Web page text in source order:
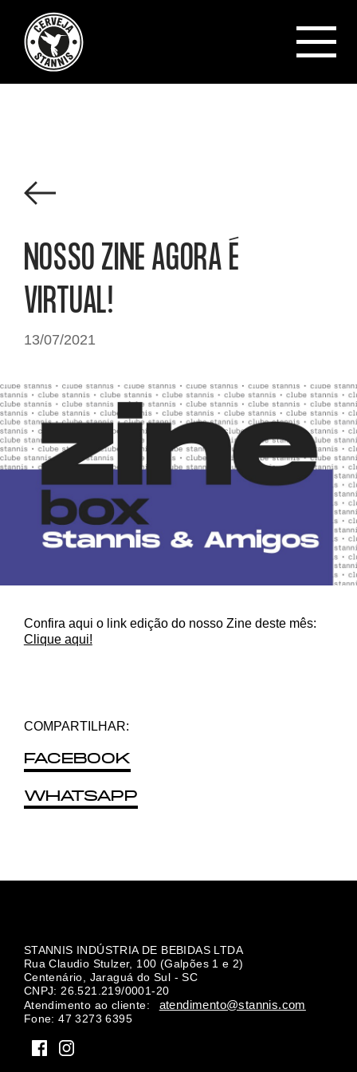
NOSSO ZINE AGORA É
VIRTUAL!
13/07/2021
COMPARTILHAR:
FACEBOOK
WHATSAPP
Confira aqui o link edição do nosso Zine deste mês:
Clique aqui!
STANNIS INDÚSTRIA DE BEBIDAS LTDA
Rua Claudio Stulzer, 100 (Galpões 1 e 2)
Centenário, Jaraguá do Sul - SC
CNPJ: 26.521.219/0001-20
Atendimento ao cliente:
atendimento@stannis.com
Fone: 47 3273 6395